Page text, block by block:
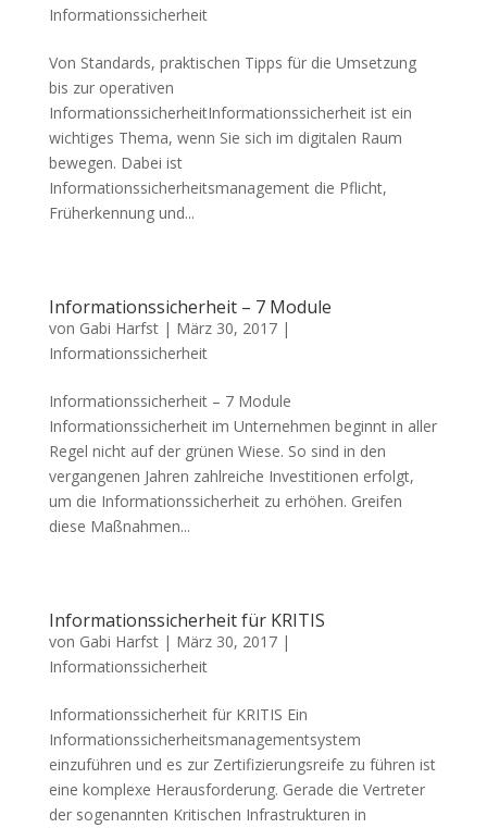
Informationssicherheit
Von Standards, praktischen Tipps für die Umsetzung
bis zur operativen
InformationssicherheitInformationssicherheit ist ein
wichtiges Thema, wenn Sie sich im digita‎len Raum
bewegen. Dabei ist
Informationssicherheitsmanagement die Pflicht,
Früherkennung und...
Informationssicherheit – 7 Module
von Gabi Harfst| März 30, 2017|
Informationssicherheit
Informationssicherheit – 7 Module
Informationssicherheit im Unternehmen beginnt in aller
Regel nicht auf der grünen Wiese. So sind in den
vergangenen Jahren zahlreiche Investitionen erfolgt,
um die Informationssicherheit zu erhöhen. Greifen
diese Maßnahmen...
Informationssicherheit für KRITIS
von Gabi Harfst| März 30, 2017|
Informationssicherheit
Informationssicherheit für KRITIS Ein
Informationssicherheitsmanagementsystem
einzuführen und es zur Zertifizierungsreife zu führen ist
eine komplexe Herausforderung. Gerade die Vertreter
der sogenannten Kritischen Infrastrukturen in